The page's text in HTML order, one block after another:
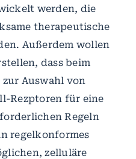
werden, die
therapeutische
Außerdem wollen
dass beim
zur Auswahl von
Rezptoren für eine
Regeln
regelkonformes
zelluläre